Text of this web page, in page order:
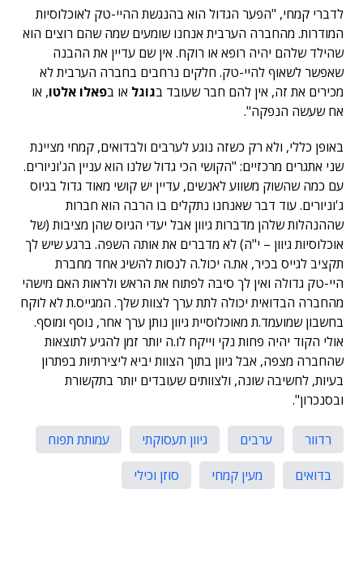
לדברי קמחי, "הפער הגדול הוא בהנגשת ההיי-טק לאוכלוסיות
המודרות. מהחברה הערבית אנחנו שומעים שמה שהם רוצים הוא
שהילד שלהם יהיה רופא או רוקח. אין שם עדיין את ההבנה
שאפשר לשאוף להיי-טק. חלקים נרחבים בחברה הערבית לא
מכירים את זה, אין להם חבר שעובד בגוגל או בפאלו אלטו, או
אח שעשה הנפקה".
באופן כללי, ולא רק כשזה נוגע לערבים ולבדואים, קמחי מציינת
שני אתגרים מרכזיים: "הקושי הכי גדול שלנו הוא עניין הג'וניורים.
עם כמה שהשוק משווע לאנשים, עדיין יש קושי מאוד גדול בגיוס
ג'וניורים. עוד דבר שאנחנו נתקלים בו הרבה הוא חברות
שההנהלות שלהן מדברות גיוון אבל יעדי הגיוס שהן מציבות (של
אוכלוסיות גיוון – י"ה) לא מדברים את אותה השפה. ברגע שיש לך
תקציב לגייס בכיר, את.ה יכול.ה לנסות להשיג אחד מחברת
היי-טק גדולה ואין לך סיבה לפתוח את הראש ולראות האם מישהי
מהחברה הבדואית יכולה לתת ערך לצוות שלך. המגייס.ת לא לוקח
בחשבון שמועמד.ת מאוכלוסיית גיוון נותן ערך אחר, נוסף ומוסף.
אולי הקוד יהיה פחות נקי וייקח לו.ה יותר זמן להגיע לתוצאות
שהחברה מצפה, אבל גיוון בתוך הצוות יביא ליצירתיות בפתרון
בעיות, לחשיבה שונה, ולצוותים שעובדים יותר בתקשורת
ובסנכרון".
רדוור ערבים גיוון תעסוקתי
עמותת תפוח
בדואים
מעין קמחי סוזן וכילי